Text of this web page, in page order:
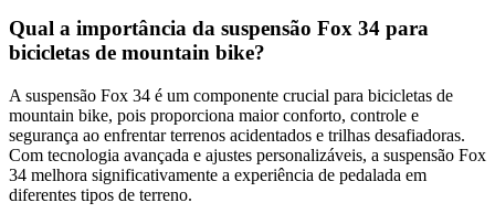
Qual a importância da suspensão Fox 34 para
bicicletas de mountain bike?
A suspensão Fox 34 é um componente crucial para bicicletas de
mountain bike, pois proporciona maior conforto, controle e
segurança ao enfrentar terrenos acidentados e trilhas desafiadoras.
Com tecnologia avançada e ajustes personalizáveis, a suspensão Fox
34 melhora significativamente a experiência de pedalada em
diferentes tipos de terreno.